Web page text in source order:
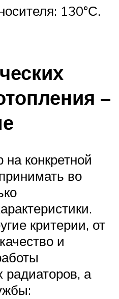
130°С.
–
конкретной
во
критерии, от
и
радиаторов, а